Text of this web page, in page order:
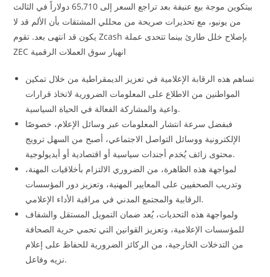
بيتكوين موجة بيع عنيفة بعد تراجع السعر إلى 65,710 دولاراً في الثالث
من يونيو، مع تحذيرات صريحة من محللي المشتقات بأن الألم قد لا
يكون قد انتهى بعد. تقوم Zcash بإصلاح خلل طارئ بينما تتحدى عملة
ZEC انهيار سوق العملات الرقمية
تساهم هذه الرقابة الإعلامية في تعزيز الديمقراطية من خلال تمكين
المواطنين من الاطلاع على المعلومات الضرورية لاتخاذ قرارات
واعية والمشاركة الفعالة في الحياة السياسية.
فبفضل سرعة انتشار المعلومات عبر وسائل الإعلام، خصوصًا
الإلكترونية ووسائل التواصل الاجتماعي، أصبح من السهل ترويج
محتوى زائف يُخدم أجندات سياسية أو اقتصادية أو أيديولوجية.
لمواجهة هذه الظاهرة، من الضروري الالتزام بأخلاقيات المهنة،
وتدريب الصحفيين على المعايير المهنية، وتعزيز دور المؤسسات
الرقابية والمجتمع المدني في مراقبة الأداء الإعلامي.
ولمواجهة هذه التحديات، يُعد ضمان التمويل المستقل والشفاف
للمؤسسات الإعلامية، وتعزيز القوانين التي تحمي حرية الصحافة
من التدخلات الخارجية، من الركائز الضرورية للحفاظ على إعلام
نزيه وفاعل.